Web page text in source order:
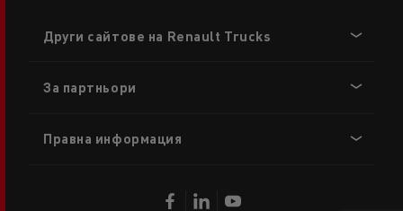
menu
Други сайтове на Renault Trucks
За партньори
Правна информация